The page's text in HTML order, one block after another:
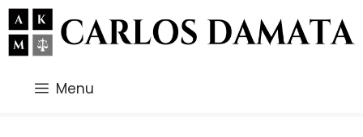
Saltar
al
contenido
Menu